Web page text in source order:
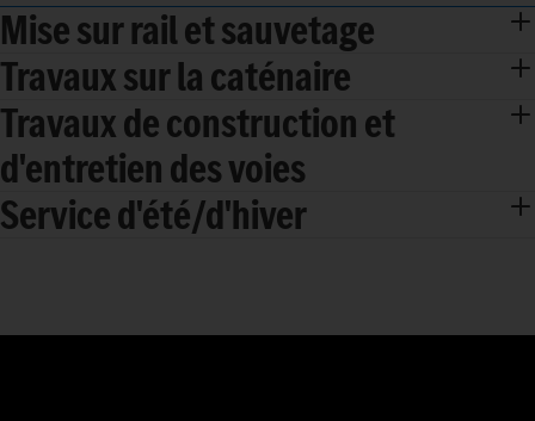
Mise sur rail et sauvetage
Travaux sur la caténaire
Travaux de construction et
d'entretien des voies
Service d'été/d'hiver